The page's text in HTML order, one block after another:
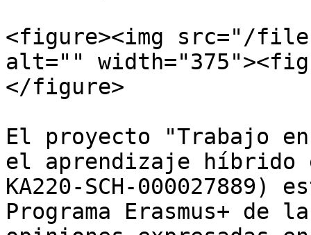
<figure><img src="/files/
alt=""
</figure>
El proyecto "Trabajo
el aprendizaje híbrido
KA220-SCH-
Programa Erasmus+ de